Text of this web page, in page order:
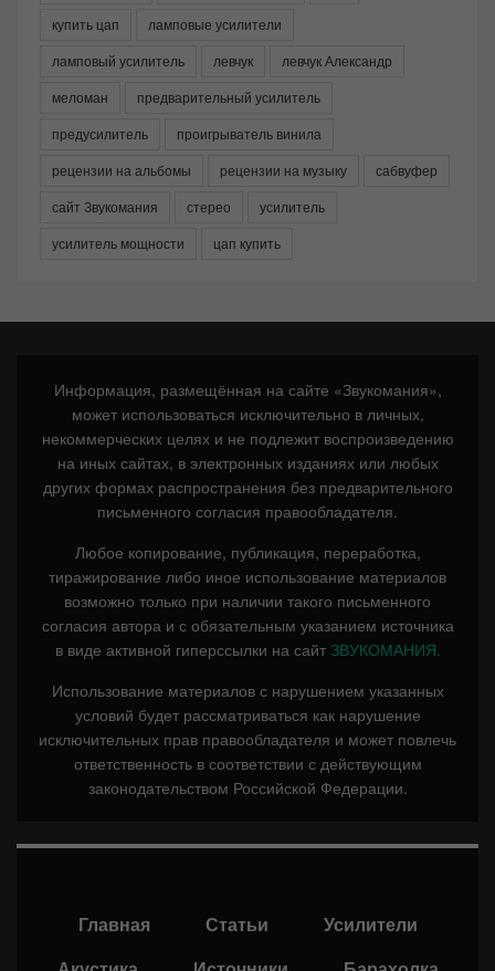
купить цап
ламповые усилители
ламповый усилитель
левчук
левчук Александр
меломан
предварительный усилитель
предусилитель
проигрыватель винила
рецензии на альбомы
рецензии на музыку
сабвуфер
сайт Звукомания
стерео
усилитель
усилитель мощности
цап купить
Информация, размещённая на сайте «Звукомания»,
может использоваться исключительно в личных,
некоммерческих целях и не подлежит воспроизведению
на иных сайтах, в электронных изданиях или любых
других формах распространения без предварительного
письменного согласия правообладателя.
Любое копирование, публикация, переработка,
тиражирование либо иное использование материалов
возможно только при наличии такого письменного
согласия автора и с обязательным указанием источника
в виде активной гиперссылки на сайт ЗВУКОМАНИЯ.
Использование материалов с нарушением указанных
условий будет рассматриваться как нарушение
исключительных прав правообладателя и может повлечь
ответственность в соответствии с действующим
законодательством Российской Федерации.
Главная Статьи
Усилители